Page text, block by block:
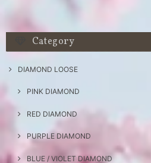
Category
DIAMOND LOOSE
PINK DIAMOND
RED DIAMOND
PURPLE DIAMOND
BLUE / VIOLET DIAMOND